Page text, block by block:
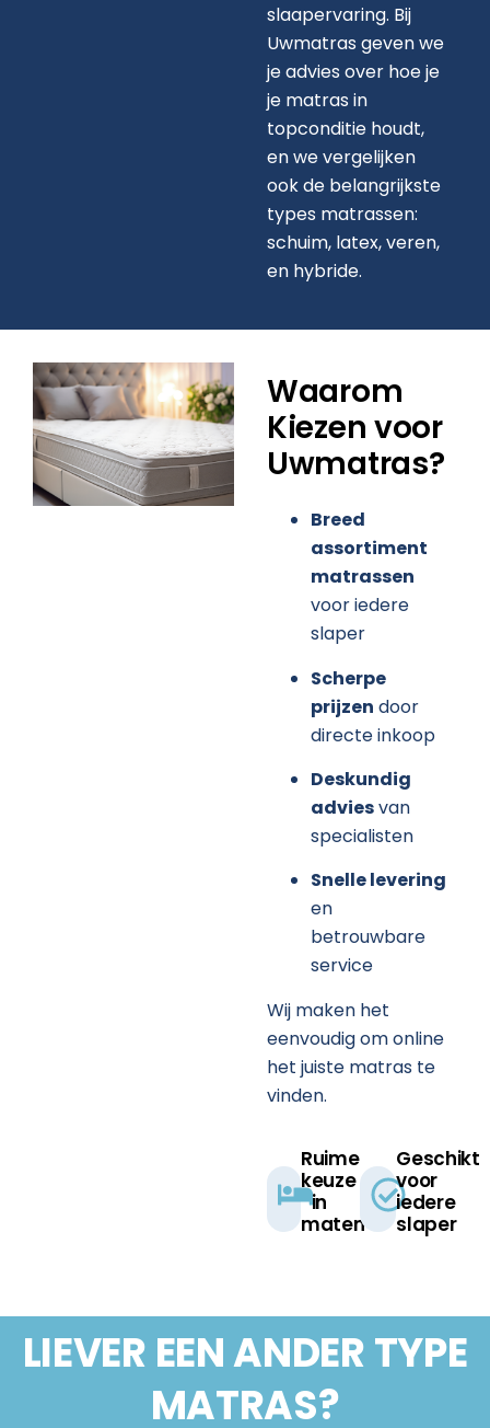
slaapervaring. Bij
Uwmatras geven we
je advies over hoe je
je matras in
topconditie houdt,
en we vergelijken
ook de belangrijkste
types matrassen:
schuim, latex, veren,
en hybride.
Waarom
Kiezen voor
Uwmatras?
Breed
assortiment
matrassen
voor iedere
slaper
Scherpe
prijzen door
directe inkoop
Deskundig
adviesvan
specialisten
Snelle levering
en
betrouwbare
service
Wij maken het
eenvoudig om online
het juiste matras te
vinden.
Ruime
keuze
in
maten​
Geschikt
voor
iedere
slaper​
LIEVER EEN ANDERTYPE
MATRAS?